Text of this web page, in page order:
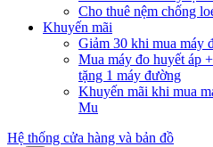
Cho thuê nệm chống
Khuyến mãi
Giảm 30 khi mua máy
Mua máy đo huyết áp
tặng 1 máy đường
Khuyến mãi khi mua
Mu
Hệ thống cửa hàng và bản đồ